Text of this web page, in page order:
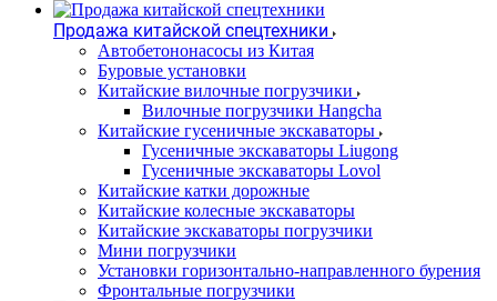
Продажа китайской спецтехники
Автобетононасосы из Китая
Буровые установки
Китайские вилочные погрузчики
Вилочные погрузчики Hangcha
Китайские гусеничные экскаваторы
Гусеничные экскаваторы Liugong
Гусеничные экскаваторы Lovol
Китайские катки дорожные
Китайские колесные экскаваторы
Китайские экскаваторы погрузчики
Мини погрузчики
Установки горизонтально-направленного бурения
Фронтальные погрузчики